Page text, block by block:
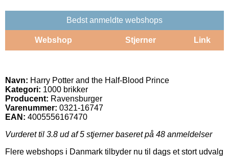
Bedst anmeldte webshops
Webshop Stjerner Link
Navn: Harry Potter and the Half-Blood Prince
Kategori: 1000 brikker
Producent: Ravensburger
Varenummer: 0321-16747
EAN: 4005556167470
Vurderet til 3.8 ud af 5 stjerner baseret på 48 anmeldelser
Flere webshops i Danmark tilbyder nu til dags et stort udvalg